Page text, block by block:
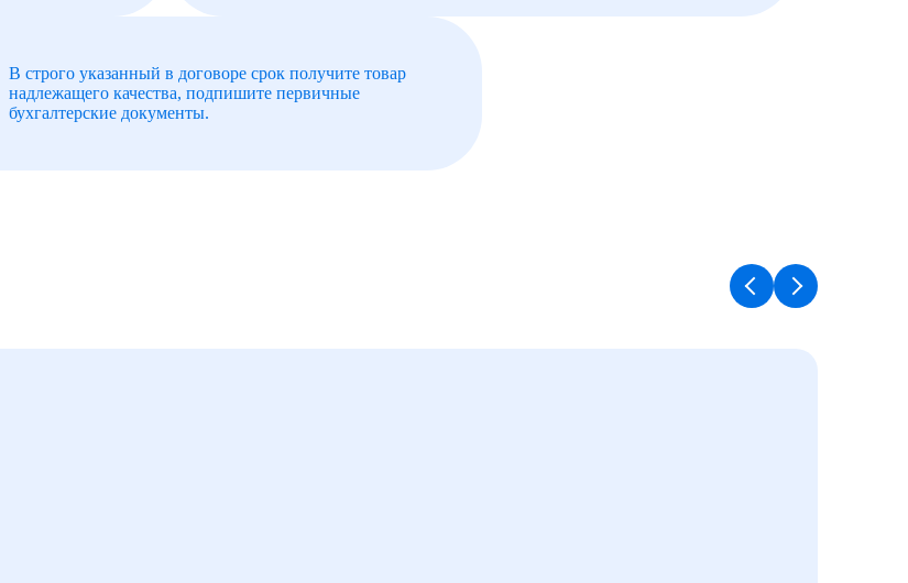
В строго указанный в договоре срок получите товар
надлежащего качества, подпишите первичные
бухгалтерские документы.